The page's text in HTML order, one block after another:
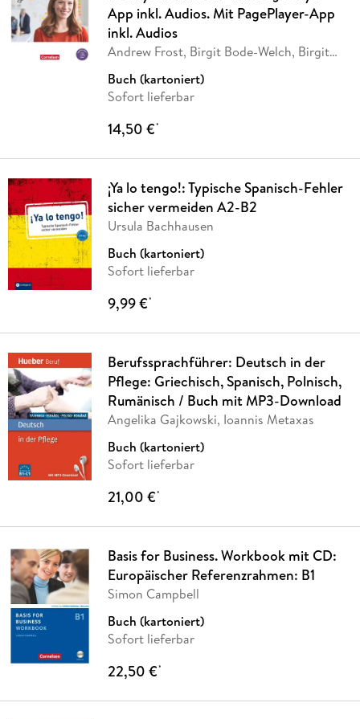
App inkl. Audios. Mit PagePlayer-App
inkl. Audios
Andrew Frost, Birgit Bode-Welch, Birgit
Buch (kartoniert)
Sofort lieferbar
14,50 €*
¡Ya lo tengo!: Typische Spanisch-Fehler
sicher vermeiden A2-B2
Ursula Bachhausen
Buch (kartoniert)
Sofort lieferbar
9,99 €*
Berufssprachführer: Deutsch in der
Pflege: Griechisch, Spanisch, Polnisch,
Rumänisch / Buch mit MP3-Download
Angelika Gajkowski, Ioannis Metaxas
Buch (kartoniert)
Sofort lieferbar
21,00 €*
Basis for Business. Workbook mit CD:
Europäischer Referenzrahmen: B1
Simon Campbell
Buch (kartoniert)
Sofort lieferbar
22,50 €*